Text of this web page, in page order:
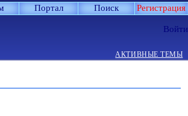
Портал Поиск Регистрация
Войти
АКТИВНЫЕ ТЕМЫ